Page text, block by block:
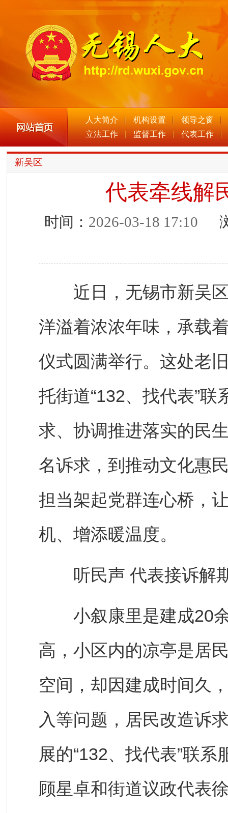
人大简介 机构设置
领导之窗
立法工作
监督工作 代表工作
新吴区
代表牵线解
时间： 2026-03-18 17:10 浏
近日，无锡市新吴区
洋溢着浓浓年味，承载
仪式圆满举行。这处老
托街道“132、找代表”
求、协调推进落实的民
名诉求，到推动文化惠
担当架起党群连心桥，
机、增添暖温度。
听民声 代表接诉解
小叙康里是建成20余
高，小区内的凉亭是居
空间，却因建成时间久
入等问题，居民改造诉
展的“132、找代表”联
顾星卓和街道议政代表